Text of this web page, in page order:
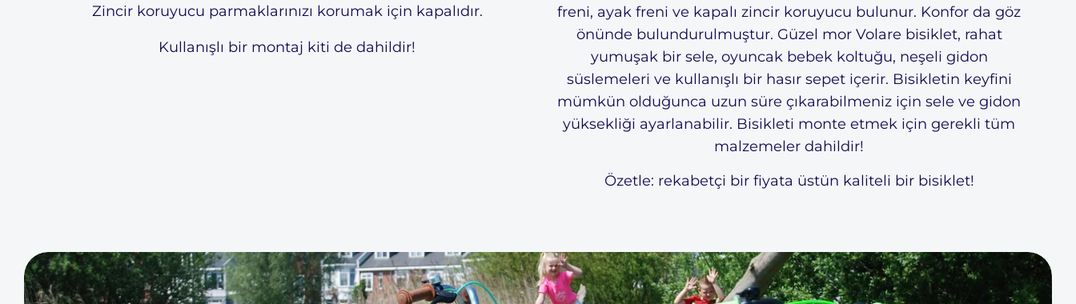
Zincir koruyucu parmaklarınızı korumak için kapalıdır.
Kullanışlı bir montaj kiti de dahildir!
freni, ayak freni ve kapalı zincir koruyucu bulunur. Konfor da göz
önünde bulundurulmuştur. Güzel mor Volare bisiklet, rahat
yumuşak bir sele, oyuncak bebek koltuğu, neşeli gidon
süslemeleri ve kullanışlı bir hasır sepet içerir. Bisikletin keyfini
mümkün olduğunca uzun süre çıkarabilmeniz için sele ve gidon
yüksekliği ayarlanabilir. Bisikleti monte etmek için gerekli tüm
malzemeler dahildir!
Özetle: rekabetçi bir fiyata üstün kaliteli bir bisiklet!
. Please select your
Language
Dutch